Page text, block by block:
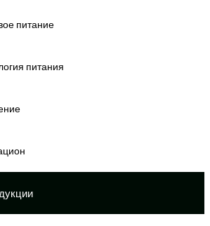
питание
питания